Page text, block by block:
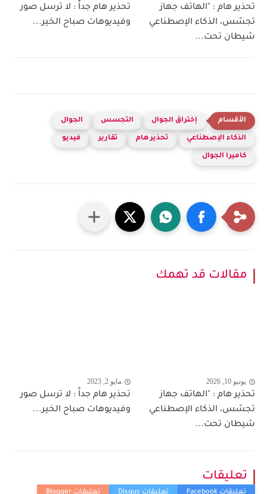
تحذير هام : "الهاتف جهاز
تجسّس، الذكاء الإصطناعي
شيطان تحت...
تحذير هام جداً : لا ترسل صور
وفيديوهات صباح الخير...
إختراق الجوال التجسس الجوال
الذكاء الإصطناعي تحذير هام تقارير فيديو
كاميرا الجوال
مقالات قد تهمك
يونيو 10, 2026
تحذير هام : "الهاتف جهاز
تجسّس، الذكاء الإصطناعي
شيطان تحت...
مايو 2, 2023
تحذير هام جداً : لا ترسل صور
وفيديوهات صباح الخير...
تعليقات